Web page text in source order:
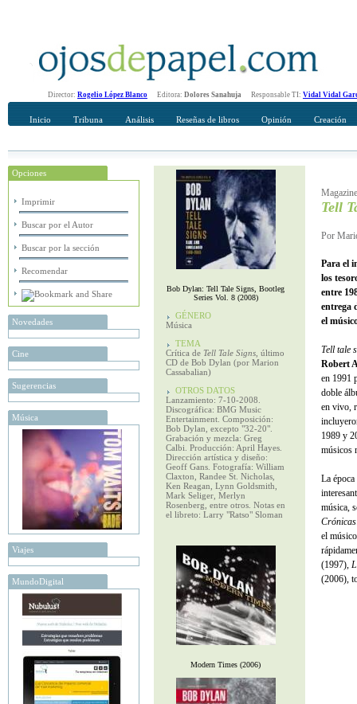
Director: Rogelio López Blanco Editora: Dolores Sanahuja Responsable TI: Vidal Vidal
Inicio Tribuna Análisis Reseñas de libros Opinión Creación
Opciones
Imprimir
Buscar por el Autor
Buscar por la sección
Recomendar
Novedades
Cine
Sugerencias
Música
Viajes
MundoDigital
Recomendar
Su nombre Completo
Bob Dylan: Tell Tale Signs, Bootleg
Series Vol. 8 (2008)
GÉNERO
Música
TEMA
Crítica de Tell Tale Signs , último
CD de Bob Dylan (por Marion
Cassabalian)
OTROS DATOS
Lanzamiento: 7-10-2008.
Discográfica: BMG Music
Entertainment. Composición:
Bob Dylan, excepto "32-20".
Grabación y mezcla: Greg
Calbi. Producción: April Hayes.
Dirección artística y diseño:
Geoff Gans. Fotografía: William
Claxton, Randee St. Nicholas,
Ken Reagan, Lynn Goldsmith,
Mark Seliger, Merlyn
Rosenberg, entre otros. Notas en
el libreto: Larry "Ratso" Sloman
Modern Times (2006)
Tell
Por
Para el
los
entre
entrega
el
Tell tale
Robert
en 1991
doble
en vivo,
1989 y
músicos
La
música,
Crónicas
el
(1997),
(2006),